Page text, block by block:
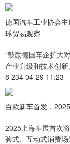
德国汽车工业协会
球贸易观察
“鼓励德国车企扩大
产业升级和技术创新
8 234 04-29 11:23
百款新车首发，
2025上海车展首次
验式、互动式消费